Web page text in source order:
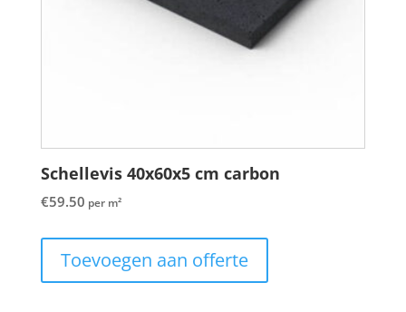
Schellevis 40x60x5 cm carbon
€59.50 per m²
Toevoegen aan offerte